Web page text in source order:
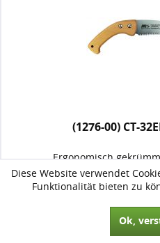
(1276-00) CT-
Ergonomisch
Buchenholzhakenheft
impulsgehärtetem und
Diese Website verwendet
Funktionalität bieten zu
Ok,